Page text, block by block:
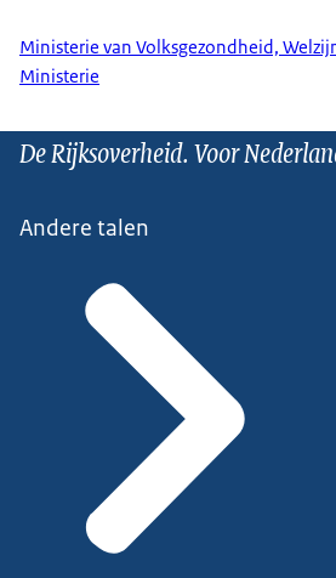
Ministerie van Volksgezondheid,
Ministerie
De Rijksoverheid. Voor
Andere talen